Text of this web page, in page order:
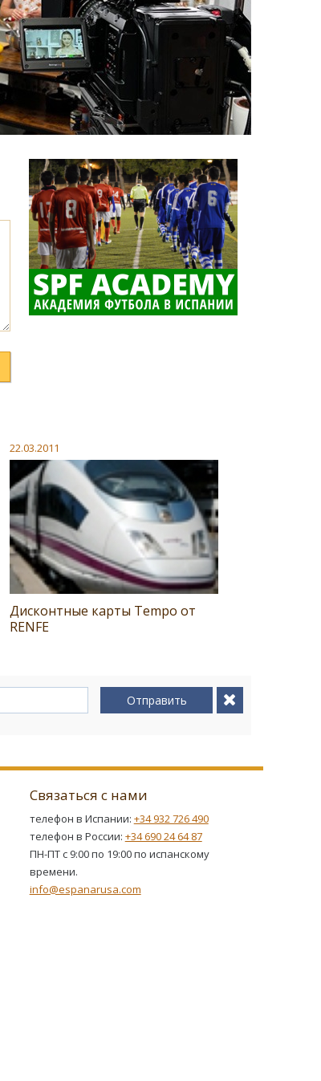
22.03.2011
Дисконтные карты Tempo от
RENFE
Отправить
Связаться с нами
телефон в Испании: +34 932 726 490
телефон в России: +34 690 24 64 87
ПН-ПТ с 9:00 по 19:00 по испанскому
времени.
info@espanarusa.com